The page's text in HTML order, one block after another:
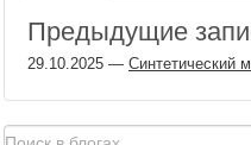
Предыдущие
29.10.2025 — Синтетический